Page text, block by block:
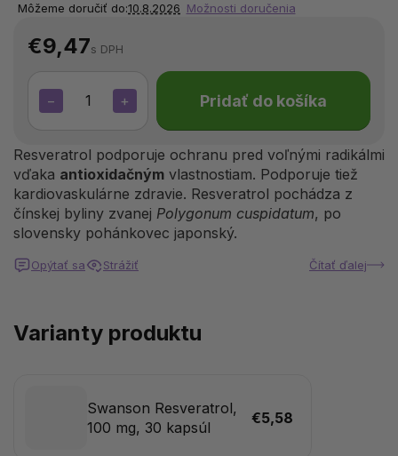
€9,47s DPH
+
− Pridať do košíka
Resveratrol podporuje ochranu pred voľnými radikálmi
vďaka antioxidačným vlastnostiam. Podporuje tiež
kardiovaskulárne zdravie. Resveratrol pochádza z
čínskej byliny zvanej Polygonum cuspidatum, po
slovensky pohánkovec japonský.
Čítať ďalej
Opýtať sa Strážiť
Môžeme doručiť do:10.8.2026 Možnosti doručenia
Varianty produktu
Swanson Resveratrol,
100 mg, 30 kapsúl
€5,58